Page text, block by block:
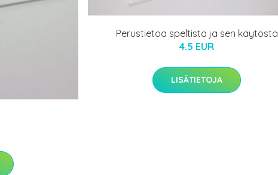
Perustietoa speltistä ja sen käytöstä
4.5 EUR
LISÄTIETOJA